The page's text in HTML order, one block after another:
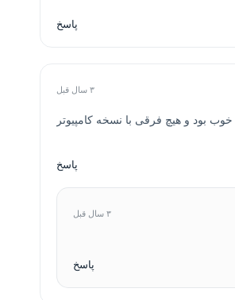
پاسخ
۳ سال قبل
بود و هیچ فرقی با نسخه کامپیوتر
پاسخ
۳ سال قبل
پاسخ